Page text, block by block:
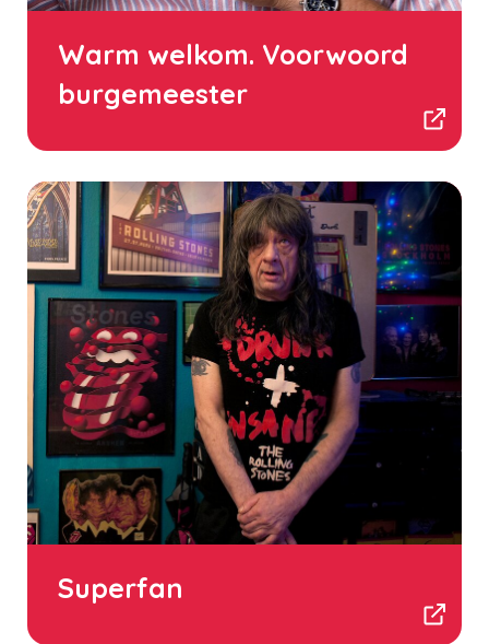
Warm welkom. Voorwoord
burgemeester
Superfan